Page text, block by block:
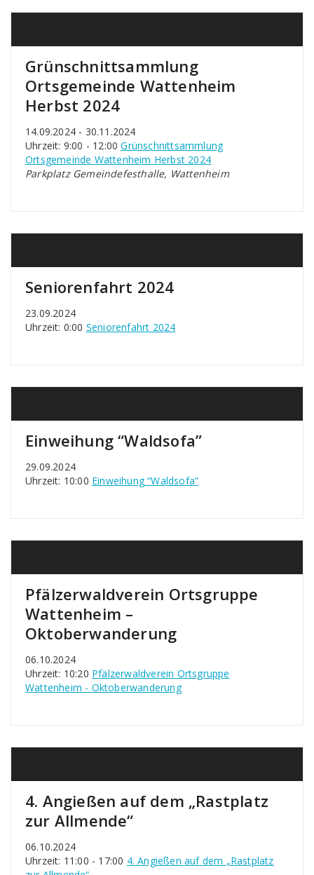
Grünschnittsammlung
Ortsgemeinde Wattenheim
Herbst 2024
14.09.2024 - 30.11.2024
Uhrzeit: 9:00 - 12:00Grünschnittsammlung
Ortsgemeinde Wattenheim Herbst 2024
Parkplatz Gemeindefesthalle, Wattenheim
Seniorenfahrt 2024
23.09.2024
Uhrzeit: 0:00 Seniorenfahrt 2024
Einweihung “Waldsofa”
29.09.2024
Uhrzeit: 10:00 Einweihung “Waldsofa”
Pfälzerwaldverein Ortsgruppe
Wattenheim –
Oktoberwanderung
06.10.2024
Uhrzeit: 10:20 Pfälzerwaldverein Ortsgruppe
Wattenheim - Oktoberwanderung
4. Angießen auf dem „Rastplatz
zur Allmende“
06.10.2024
Uhrzeit: 11:00 - 17:00 4. Angießen auf dem „Rastplatz